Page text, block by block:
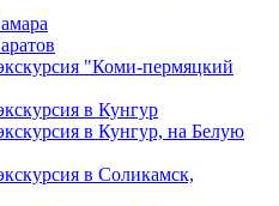
"Коми-пермяцкий
в Кунгур
в Кунгур, на Белую
в Соликамск,